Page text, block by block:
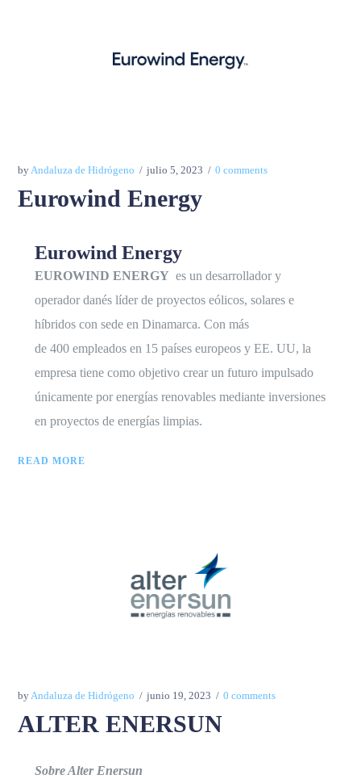
byAndaluza de Hidrógeno julio 5, 2023 0 comments
Eurowind Energy
Eurowind Energy
EUROWIND ENERGY es un desarrollador y
operador danés líder de proyectos eólicos, solares e
híbridos con sede en Dinamarca. Con más
de 400 empleados en 15 países europeos y EE. UU, la
empresa tiene como objetivo crear un futuro impulsado
únicamente por energías renovables mediante inversiones
en proyectos de energías limpias.
READ MORE
by Andaluza de Hidrógeno junio 19, 2023 0 comments
ALTER ENERSUN
Sobre Alter Enersun